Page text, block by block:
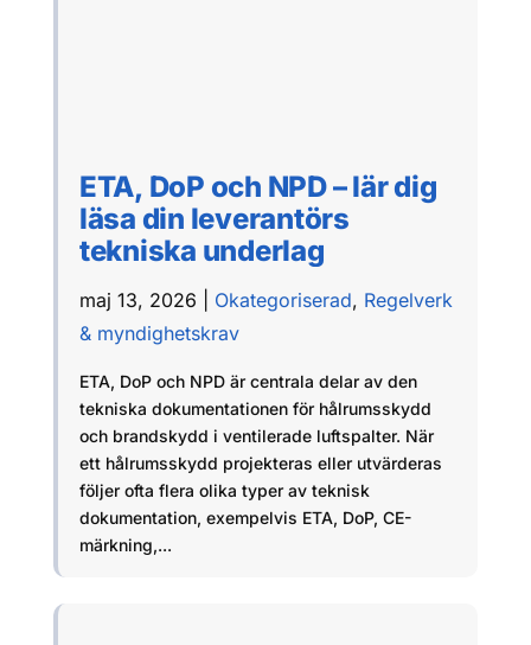
ETA, DoP och NPD – lär dig
läsa din leverantörs
tekniska underlag
maj 13, 2026 Okategoriserad, Regelverk
& myndighetskrav
ETA, DoP och NPD är centrala delar av den
tekniska dokumentationen för hålrumsskydd
och brandskydd i ventilerade luftspalter. När
ett hålrumsskydd projekteras eller utvärderas
följer ofta flera olika typer av teknisk
dokumentation, exempelvis ETA, DoP, CE-
märkning,...